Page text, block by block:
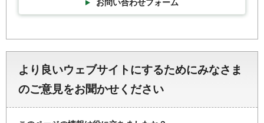
お問い合わせフォーム
より良いウェブサイトにするためにみなさま
のご意見をお聞かせください